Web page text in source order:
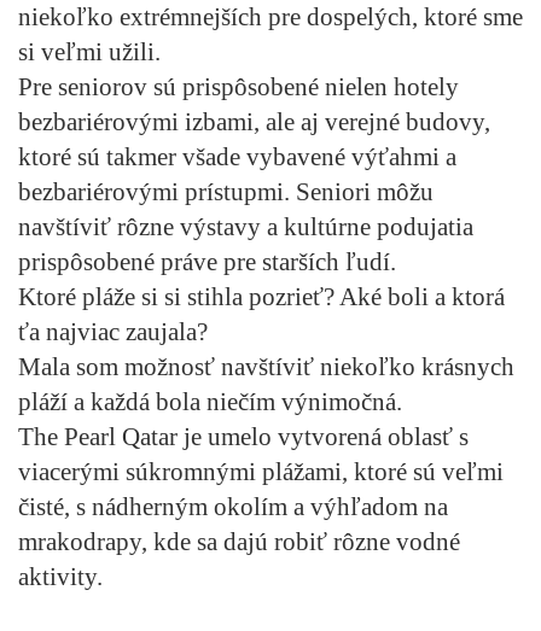
niekoľko extrémnejších pre dospelých, ktoré sme
si veľmi užili.
Pre seniorov sú prispôsobené nielen hotely
bezbariérovými izbami, ale aj verejné budovy,
ktoré sú takmer všade vybavené výťahmi a
bezbariérovými prístupmi. Seniori môžu
navštíviť rôzne výstavy a kultúrne podujatia
prispôsobené práve pre starších ľudí.
Ktoré pláže si si stihla pozrieť? Aké boli a ktorá
ťa najviac zaujala?
Mala som možnosť navštíviť niekoľko krásnych
pláží a každá bola niečím výnimočná.
The Pearl Qatar je umelo vytvorená oblasť s
viacerými súkromnými plážami, ktoré sú veľmi
čisté, s nádherným okolím a výhľadom na
mrakodrapy, kde sa dajú robiť rôzne vodné
aktivity.